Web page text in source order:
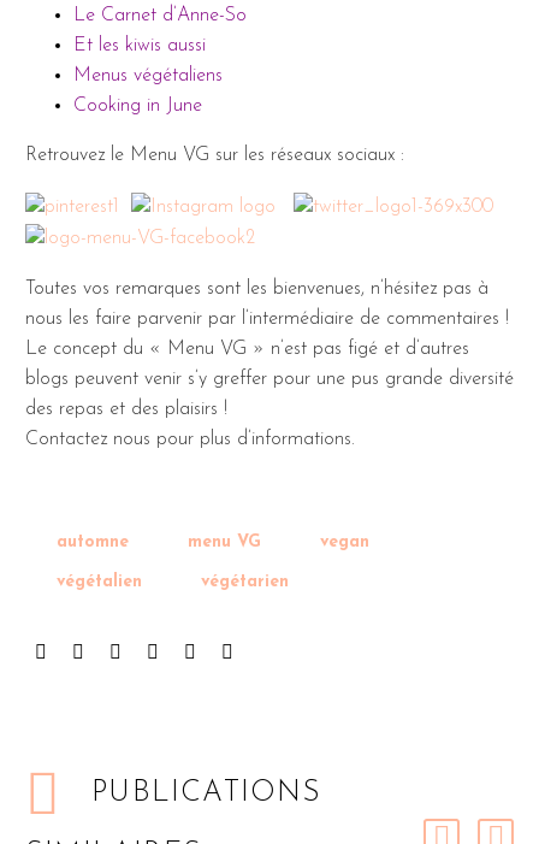
Le Carnet d’Anne-So
Et les kiwis aussi
Menus végétaliens
Cooking in June
Retrouvez le Menu VG sur les réseaux sociaux :
Toutes vos remarques sont les bienvenues, n’hésitez pas à
nous les faire parvenir par l’intermédiaire de commentaires !
Le concept du « Menu VG » n’est pas figé et d’autres
blogs peuvent venir s’y greffer pour une pus grande diversité
des repas et des plaisirs !
Contactez nous pour plus d’informations.
automne menu VG vegan
végétalien végétarien
PUBLICATIONS